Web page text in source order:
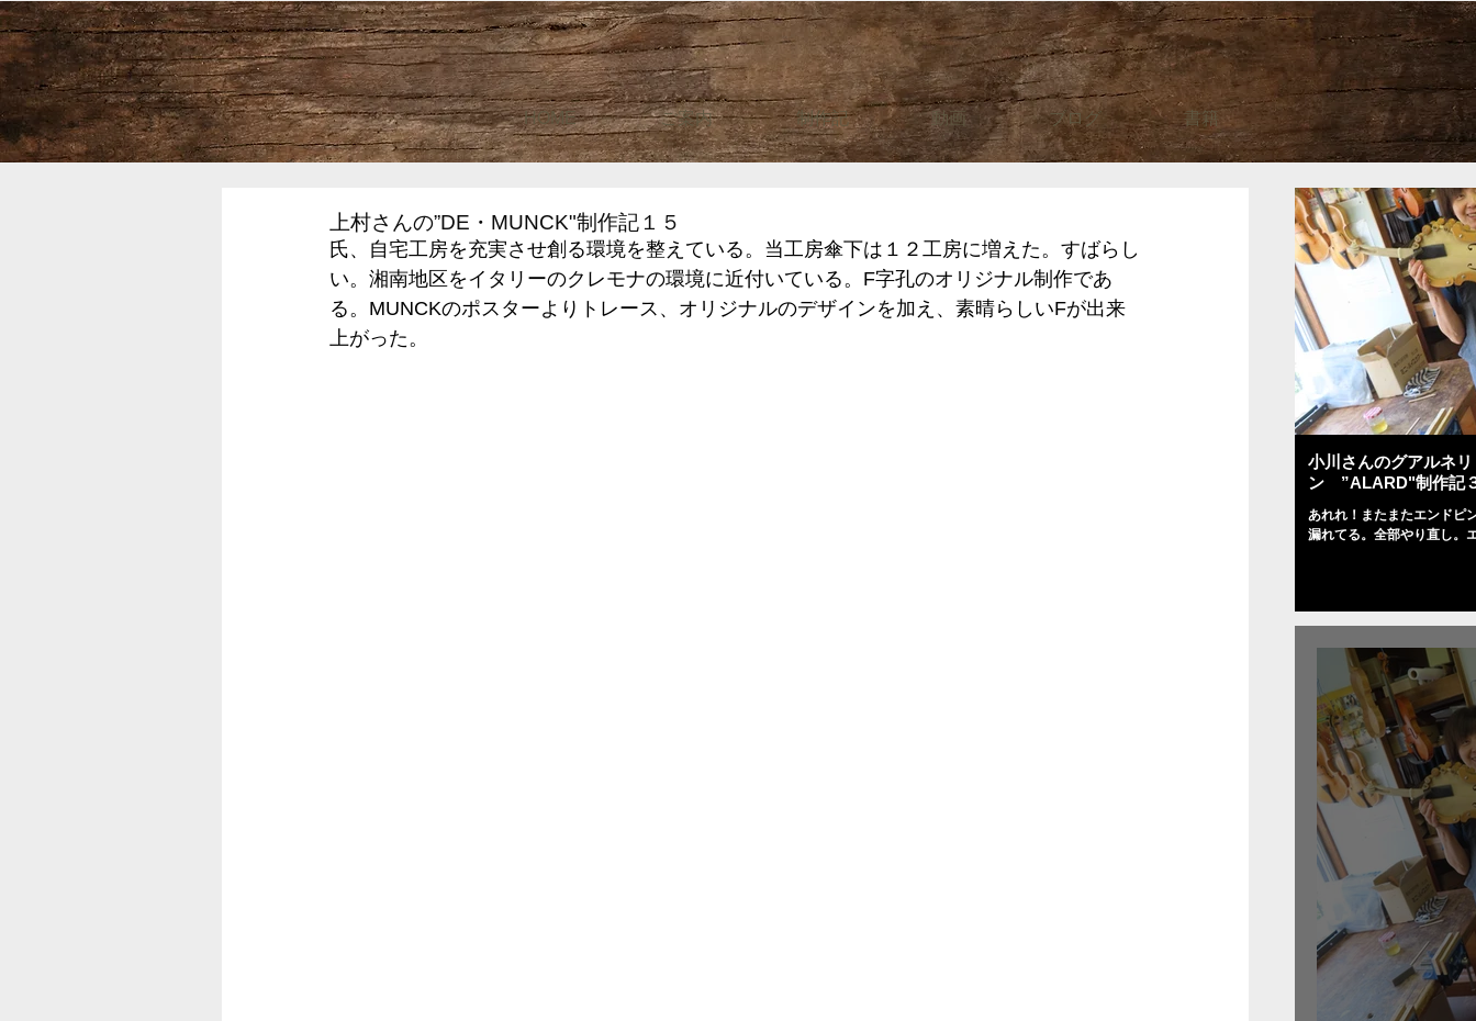
HOME ご案内 制作記 動画 ブログ 書籍
上村さんの”DE・MUNCK"制作記１５
氏、自宅工房を充実させ創る環境を整えている。当工房傘下は１２工房に増えた。すばらし
い。湘南地区をイタリーのクレモナの環境に近付いている。F字孔のオリジナル制作であ
る。MUNCKのポスターよりトレース、オリジナルのデザインを加え、素晴らしいFが出来
上がった。
小川さんのグアルネ
ン ”ALARD"制作記
あれれ！またまたエンドピ
漏れてる。全部やり直し。